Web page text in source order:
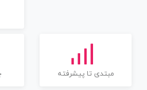
مبتدی تا پیشرفته